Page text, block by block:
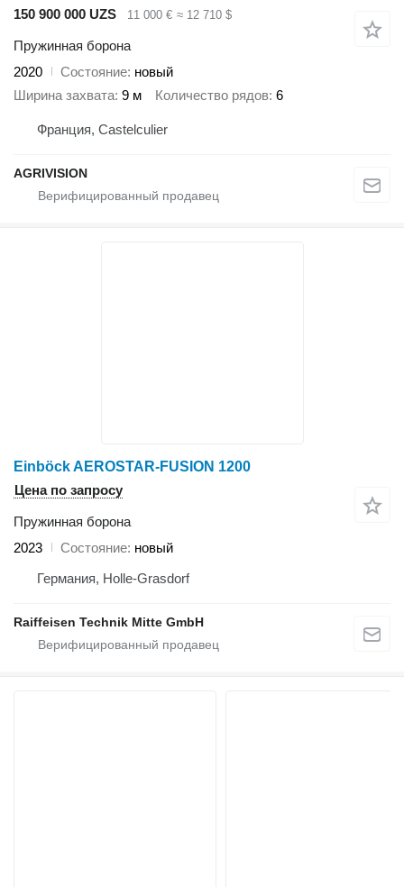
150 900 000 UZS
11 000 € ≈ 12 710 $
Пружинная борона
2020
Состояние новый
Ширина захвата 9 м Количество рядов 6
Франция, Castelculier
AGRIVISION
Einböck AEROSTAR-FUSION 1200
Цена по запросу
Пружинная борона
2023
Состояние новый
Германия, Holle-Grasdorf
Raiffeisen Technik Mitte GmbH